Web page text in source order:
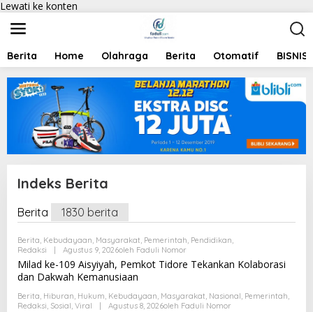
Lewati ke konten
Berita Home Olahraga Berita Otomatif BISNIS
Indeks Berita
|
F
B
R
U
A
R
I
1
Berita 1830 berita
Berita, Kebudayaan, Masyarakat, Pemerintah, Pendidikan,
Redaksi
Agustus 9, 2026Oleh Faduli Nomor
Milad ke-109 Aisyiyah, Pemkot Tidore Tekankan Kolaborasi
dan Dakwah Kemanusiaan
Berita, Hiburan, Hukum, Kebudayaan, Masyarakat, Nasional, Pemerintah,
Redaksi, Sosial, Viral Agustus 8, 2026Oleh Faduli Nomor